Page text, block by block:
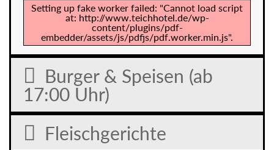
Setting up fake worker failed: "Cannot load script
at: http://www.teichhotel.de/wp-
content/plugins/pdf-
embedder/assets/js/pdfjs/pdf.worker.min.js".
Burger & Speisen (ab
17:00 Uhr)
Fleischgerichte